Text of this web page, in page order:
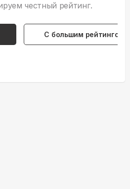
честный рейтинг.
С большим рейтингом